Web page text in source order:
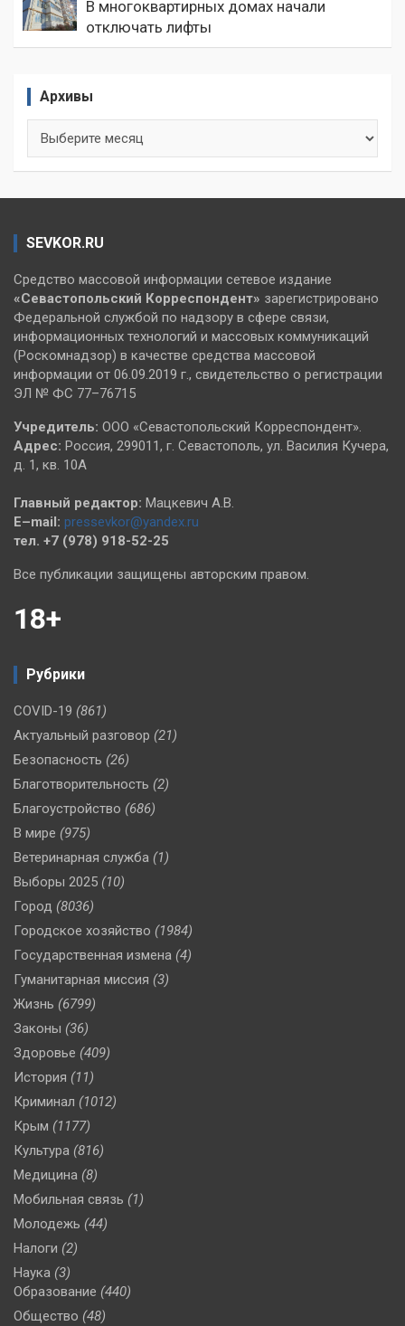
В многоквартирных домах начали
отключать лифты
Архивы
SEVKOR.RU
Средство массовой информации сетевое издание
«Севастопольский Корреспондент» зарегистрировано
Федеральной службой по надзору в сфере связи,
информационных технологий и массовых коммуникаций
(Роскомнадзор) в качестве средства массовой
информации от 06.09.2019 г., свидетельство о регистрации
ЭЛ № ФС 77–76715
Учредитель: ООО «Севастопольский Корреспондент».
Адрес: Россия, 299011, г. Севастополь, ул. Василия Кучера,
д. 1, кв. 10А
Главный редактор: Мацкевич А.В.
E–mail: pressevkor@yandex.ru
тел. +7 (978) 918-52-25
Все публикации защищены авторским правом.
18+
Рубрики
COVID-19 (861)
Актуальный разговор (21)
Безопасность (26)
Благотворительность (2)
Благоустройство (686)
В мире (975)
Ветеринарная служба (1)
Выборы 2025 (10)
Город (8036)
Городское хозяйство (1984)
Государственная измена (4)
Гуманитарная миссия (3)
Жизнь (6799)
Законы (36)
Здоровье (409)
История (11)
Криминал (1012)
Крым (1177)
Культура (816)
Медицина (8)
Мобильная связь (1)
Молодежь (44)
Налоги (2)
Наука (3)
Образование (440)
Общество (48)